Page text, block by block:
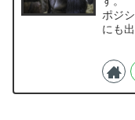
ポジ
にも